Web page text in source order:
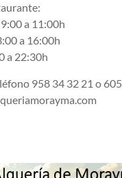
a 11:00h
a 16:00h
a 22:30h
958 34 32 21 o